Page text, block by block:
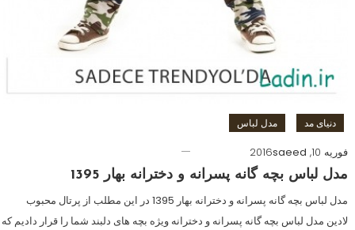
دنیای مد مدل لباس
فوریه 10, 2016
saeed
مدل لباس بچه گانه پسرانه و دخترانه بهار 1395
مدل لباس بچه گانه پسرانه و دخترانه بهار 1395 در این مطلب از پرتال محبوب
لادین مدل لباس بچه گانه پسرانه و دخترانه ویژه بچه های دلبند شما را قرار دادیم که